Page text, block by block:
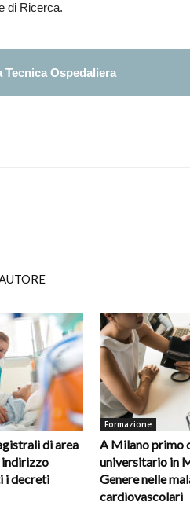
di Ricerca.
Tecnica Ospedaliera
di area
i decreti
Formazione
A Milano primo
universitario in
Genere nelle
cardiovascolari